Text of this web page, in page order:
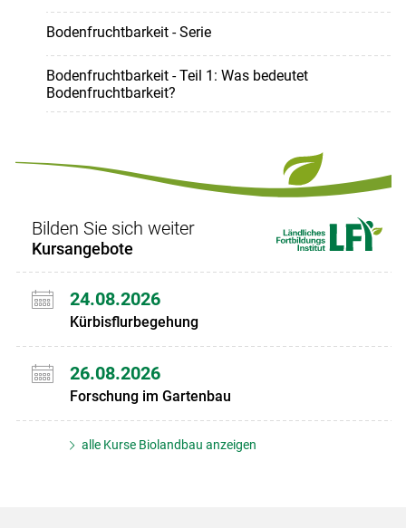
Bodenfruchtbarkeit - Serie
Bodenfruchtbarkeit - Teil 1: Was bedeutet
Bodenfruchtbarkeit?
Bilden Sie sich weiter
Kursangebote
24.08.2026
Kürbisflurbegehung
26.08.2026
Forschung im Gartenbau
alle Kurse Biolandbau anzeigen